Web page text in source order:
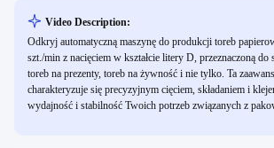
Video Description:
Odkryj automatyczną maszynę do produkcji toreb
szt./min z nacięciem w kształcie litery D, przeznaczoną
toreb na prezenty, toreb na żywność i nie tylko. Ta
charakteryzuje się precyzyjnym cięciem, składaniem i
wydajność i stabilność Twoich potrzeb związanych z